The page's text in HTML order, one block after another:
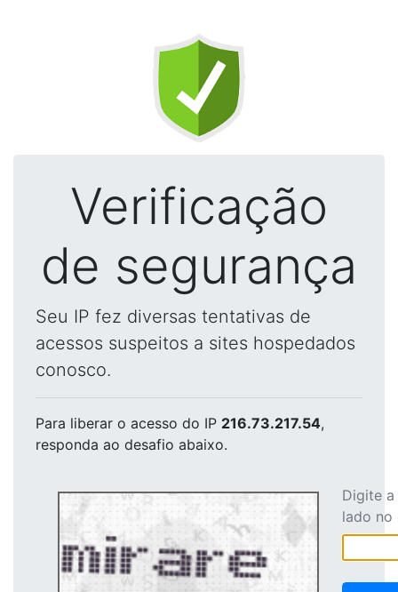
Verificação
de segurança
Seu IP fez diversas tentativas de
acessos suspeitos a sites hospedados
conosco.
Para liberar o acesso do IP 216.73.217.54,
responda ao desafio abaixo.
Digite
lado no